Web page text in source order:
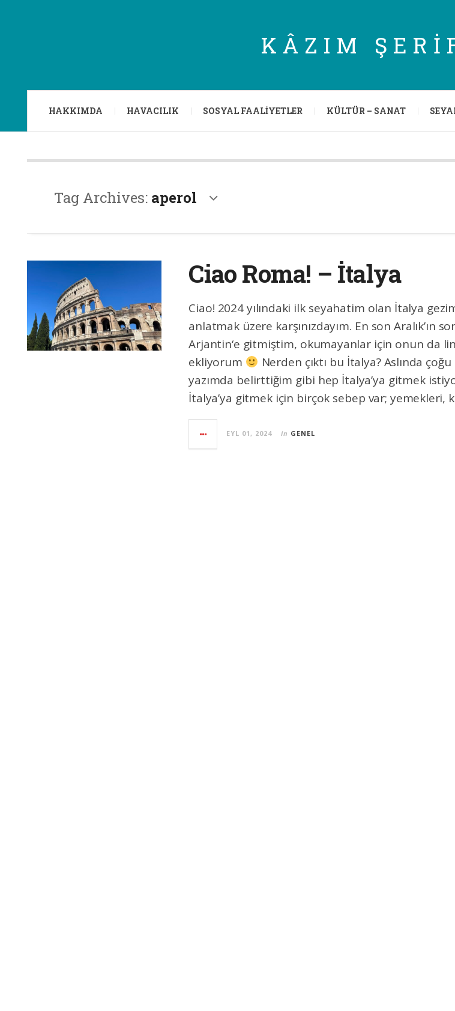
KÂZIM
HAKKIMDA HAVACILIK SOSYAL FAALIYETLER KÜLTÜR – SANAT
Tag Archives: aperol
Ciao Roma! – İtalya
Ciao! 2024 yılındaki ilk seyahatim olan İtalya
anlatmak üzere karşınızdayım. En son Aralık’ın
Arjantin‘e gitmiştim, okumayanlar için onun da
ekliyorum
Nerden çıktı bu İtalya? Aslında çoğu
yazımda belirttiğim gibi hep İtalya’ya gitmek
İtalya’ya gitmek için birçok sebep var; yemekleri,
EYL 01, 2024 in GENEL